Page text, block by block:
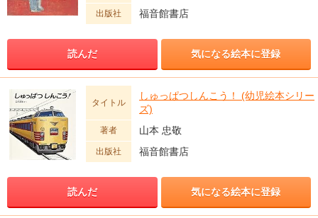
出版社 福音館書店
読んだ 気になる絵本に登録
タイトル
しゅっぱつしんこう！ (幼児絵本シリー
ズ)
著者 山本 忠敬
出版社 福音館書店
読んだ 気になる絵本に登録